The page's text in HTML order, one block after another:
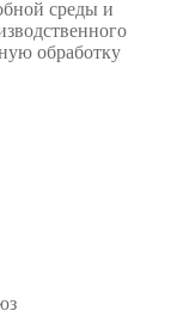
среды и
обработку